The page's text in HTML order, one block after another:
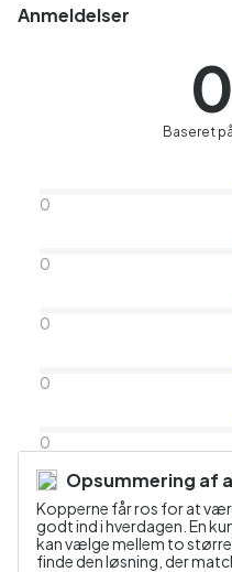
Anmeldelser
Baseret
0
0
0
0
0
Opsummering af
Kopperne får ros for at
godt ind i hverdagen. En
kan vælge mellem to
finde den løsning, der